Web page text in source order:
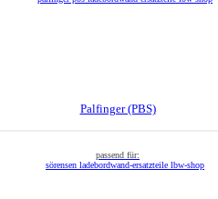
Palfinger (PBS)